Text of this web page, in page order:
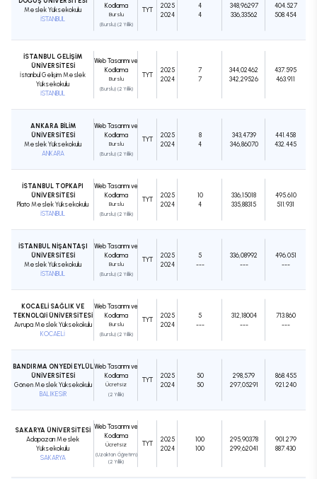
Meslek Yüksekokulu
İSTANBUL
Kodlama
Burslu
(Burslu) (2 Yıllık)
TYT
2025
2024
4
4
348,96297
336,33562
404.527
508.454
İSTANBUL GELİŞİM
ÜNİVERSİTESİ
İstanbul Gelişim Meslek
Yüksekokulu
İSTANBUL
Web Tasarımı ve
Kodlama
Burslu
(Burslu) (2 Yıllık)
TYT
2025
2024
7
7
344,02462
342,29526
437.595
463.911
ANKARA BİLİM
ÜNİVERSİTESİ
Meslek Yüksekokulu
ANKARA
Web Tasarımı ve
Kodlama
Burslu
(Burslu) (2 Yıllık)
TYT
2025
2024
8
4
343,4739
346,86070
441.458
432.445
İSTANBUL TOPKAPI
ÜNİVERSİTESİ
Plato Meslek Yüksekokulu
İSTANBUL
Web Tasarımı ve
Kodlama
Burslu
(Burslu) (2 Yıllık)
TYT
2025
2024
10
4
336,15018
335,88315
495.610
511.931
İSTANBUL NİŞANTAŞI
ÜNİVERSİTESİ
Meslek Yüksekokulu
İSTANBUL
Web Tasarımı ve
Kodlama
Burslu
(Burslu) (2 Yıllık)
TYT
2025
2024
5
---
336,08992
---
496.051
---
KOCAELİ SAĞLIK VE
TEKNOLOJİ ÜNİVERSİTESİ
Avrupa Meslek Yüksekokulu
KOCAELİ
Web Tasarımı ve
Kodlama
Burslu
(Burslu) (2 Yıllık)
TYT
2025
2024
5
---
312,18004
---
713.860
---
BANDIRMA ONYEDİ EYLÜL
ÜNİVERSİTESİ
Gönen Meslek Yüksekokulu
BALIKESİR
Web Tasarımı ve
Kodlama
Ücretsiz
(2 Yıllık)
TYT
2025
2024
50
50
298,579
297,05291
868.455
921.240
SAKARYA ÜNİVERSİTESİ
Adapazarı Meslek
Yüksekokulu
SAKARYA
Web Tasarımı ve
Kodlama
Ücretsiz
(Uzaktan Öğretim)
(2 Yıllık)
TYT
2025
2024
100
100
295,90378
299,62041
901.279
887.430